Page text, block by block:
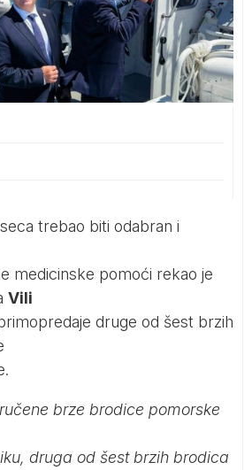
trebao biti odabran i
medicinske pomoći rekao je
Vili
druge od šest brzih
brze brodice pomorske
druga od šest brzih brodica